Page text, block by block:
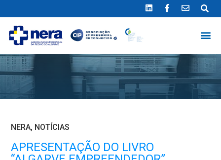
NERA, NOTÍCIAS
APRESENTAÇÃO DO LIVRO